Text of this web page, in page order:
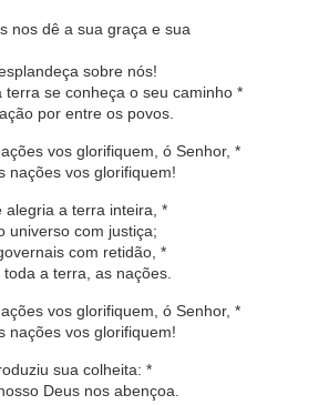
nos dê a sua graça e sua
sobre nós!
terra se conheça o seu caminho *
por entre os povos.
vos glorifiquem, ó Senhor, *
nações vos glorifiquem!
alegria a terra inteira, *
universo com justiça;
com retidão, *
a terra, as nações.
vos glorifiquem, ó Senhor, *
nações vos glorifiquem!
sua colheita: *
Deus nos abençoa.